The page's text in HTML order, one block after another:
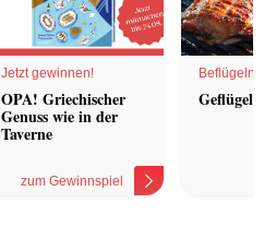
Jetzt gewinnen!
OPA! Griechischer
Genuss wie in der
Taverne
zum Gewinnspiel
Geflügel